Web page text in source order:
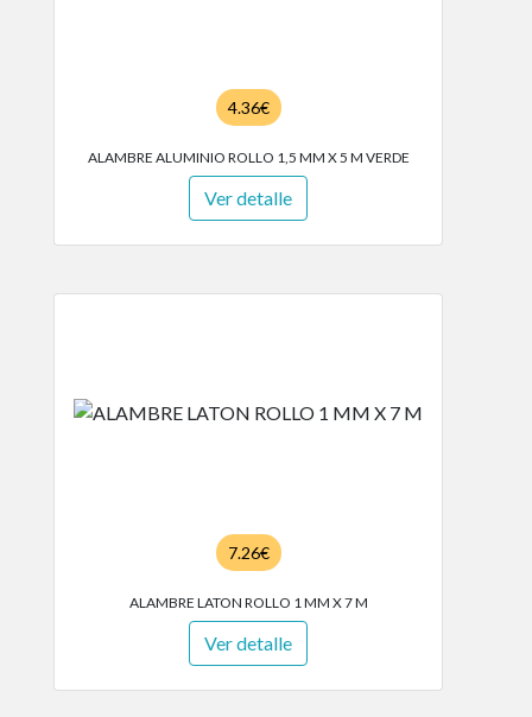
4.36€
ALAMBRE ALUMINIO ROLLO 1,5 MM X 5 M VERDE
Ver detalle
7.26€
ALAMBRE LATON ROLLO 1 MM X 7 M
Ver detalle